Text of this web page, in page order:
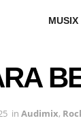
MUSIX
in Audimix,